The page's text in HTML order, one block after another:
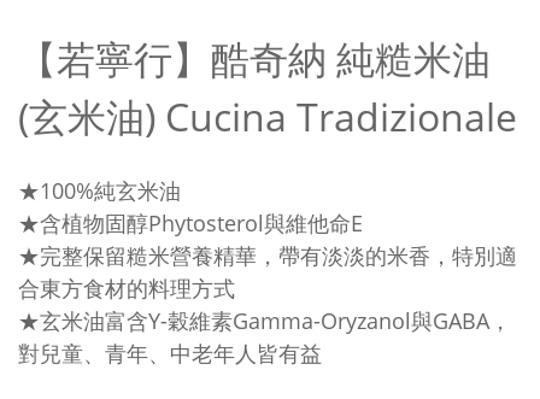
【若寧行】酷奇納 純糙米油
(玄米油) Cucina Tradizionale
★100%純玄米油
★含植物固醇Phytosterol與維他命E
★完整保留糙米營養精華，帶有淡淡的米香，特別適
合東方食材的料理方式
★玄米油富含Y-穀維素Gamma-Oryzanol與GABA，
對兒童、青年、中老年人皆有益